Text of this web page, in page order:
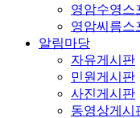
영암수영스
영암씨름스
알림마당
자유게시판
민원게시판
사진게시판
동영상게시